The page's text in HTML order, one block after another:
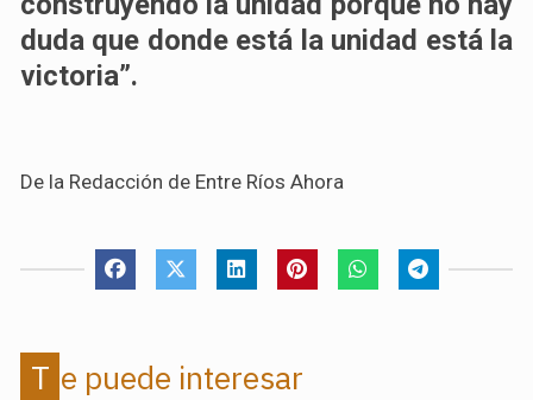
duda que donde está la unidad está la
victoria”.
De la Redacción de Entre Ríos Ahora
Te puede interesar